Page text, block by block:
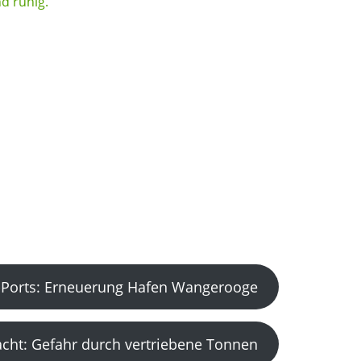
Erneuerung Hafen Wangerooge
Gefahr durch vertriebene Tonnen